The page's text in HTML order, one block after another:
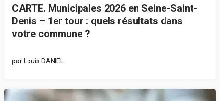
CARTE. Municipales 2026 en Seine-Saint-
Denis – 1er tour : quels résultats dans
votre commune ?
par Louis DANIEL